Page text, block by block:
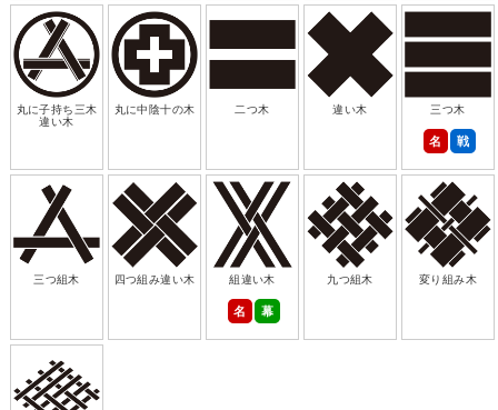
丸に子持ち三木
違い木
丸に中陰十の木 二つ木 違い木 三つ木
名 戦
三つ組木 四つ組み違い木 組違い木
名 幕
九つ組木 変り組み木